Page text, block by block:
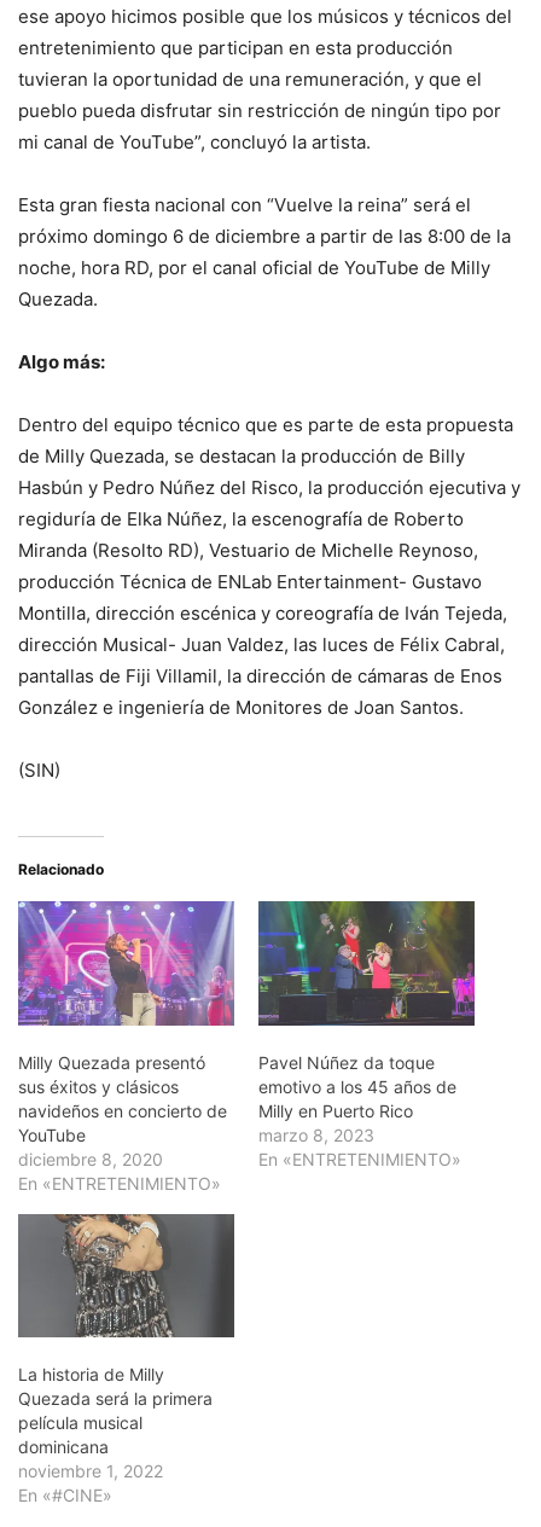
ese apoyo hicimos posible que los músicos y técnicos del
entretenimiento que participan en esta producción
tuvieran la oportunidad de una remuneración, y que el
pueblo pueda disfrutar sin restricción de ningún tipo por
mi canal de YouTube”, concluyó la artista.
Esta gran fiesta nacional con “Vuelve la reina” será el
próximo domingo 6 de diciembre a partir de las 8:00 de la
noche, hora RD, por el canal oficial de YouTube de Milly
Quezada.
Algo más:
Dentro del equipo técnico que es parte de esta propuesta
de Milly Quezada, se destacan la producción de Billy
Hasbún y Pedro Núñez del Risco, la producción ejecutiva y
regiduría de Elka Núñez, la escenografía de Roberto
Miranda (Resolto RD), Vestuario de Michelle Reynoso,
producción Técnica de ENLab Entertainment- Gustavo
Montilla, dirección escénica y coreografía de Iván Tejeda,
dirección Musical- Juan Valdez, las luces de Félix Cabral,
pantallas de Fiji Villamil, la dirección de cámaras de Enos
González e ingeniería de Monitores de Joan Santos.
(SIN)
Relacionado
Milly Quezada presentó
sus éxitos y clásicos
navideños en concierto de
YouTube
diciembre 8, 2020
En «ENTRETENIMIENTO»
Pavel Núñez da toque
emotivo a los 45 años de
Milly en Puerto Rico
marzo 8, 2023
En «ENTRETENIMIENTO»
La historia de Milly
Quezada será la primera
película musical
dominicana
noviembre 1, 2022
En «#CINE»